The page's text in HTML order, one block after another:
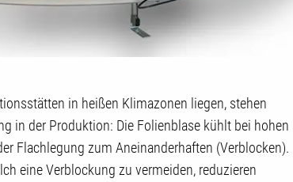
in heißen Klimazonen liegen, stehen
in der Produktion: Die Folienblase kühlt bei hohen
Flachlegung zum Aneinanderhaften (Verblocken).
eine Verblockung zu vermeiden, reduzieren